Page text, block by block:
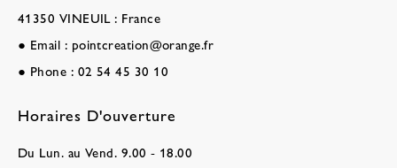
41350 VINEUIL : France
● Email : pointcreation@orange.fr
● Phone : 02 54 45 30 10
Horaires D'ouverture
Du Lun. au Vend. 9.00 - 18.00